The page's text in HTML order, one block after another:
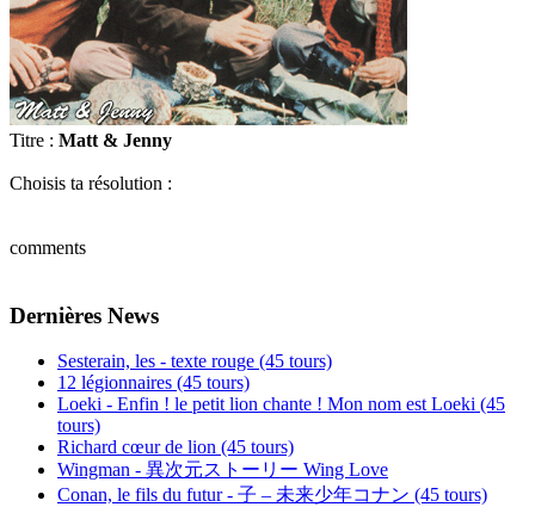
Titre : Matt & Jenny
Choisis ta résolution :
comments
Dernières News
Sesterain, les - texte rouge (45 tours)
12 légionnaires (45 tours)
Loeki - Enfin ! le petit lion chante ! Mon nom est Loeki (45
tours)
Richard cœur de lion (45 tours)
Wingman - 異次元ストーリー Wing Love
Conan, le fils du futur - 子 – 未来少年コナン (45 tours)